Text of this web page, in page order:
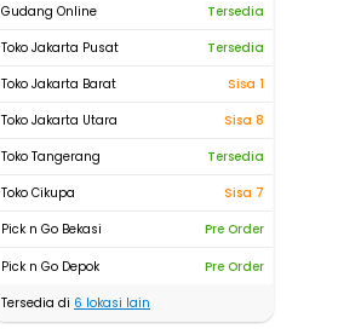
Gudang Online
Tersedia
Toko Jakarta Pusat
Tersedia
Toko Jakarta Barat
Sisa 1
Toko Jakarta Utara
Sisa 8
Toko Tangerang
Tersedia
Toko Cikupa
Sisa 7
Pick n Go Bekasi
Pre Order
Pick n Go Depok
Pre Order
Tersedia di 6 lokasi lain